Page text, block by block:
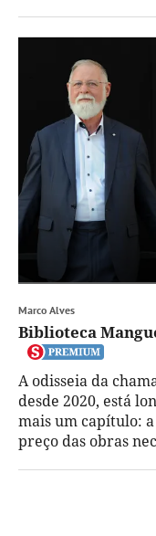
Marco Alves
Biblioteca
A odisseia da
desde 2020, está
mais um capítulo:
preço das obras